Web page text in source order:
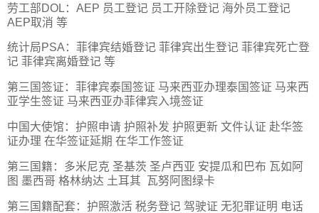
劳工部DOL：AEP 员工登记 员工开除登记 海外员工登记
AEP取消 等
统计局PSA：菲律宾结婚登记 菲律宾出生登记 菲律宾死亡登
记 菲律宾离婚登记 等
第三国签证：菲律宾泰国签证 马来西亚办理泰国签证 马来西
亚学生签证 马来西亚办菲律宾入境签证
中国大使馆：护照申请 护照补发 护照更新 文件认证 赴华签
证办理 在华签证延期 在华工作签证
第三国籍：多米尼克 圣基茨 圣卢西亚 安提瓜和巴布 瓦如阿
图 墨西哥 格林纳达 土耳其 瓦努阿图绿卡
第三国籍配套：护照激活 税务登记 驾驶证 无犯罪证明 电话